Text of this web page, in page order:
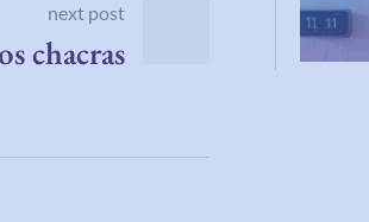
next post
chacras